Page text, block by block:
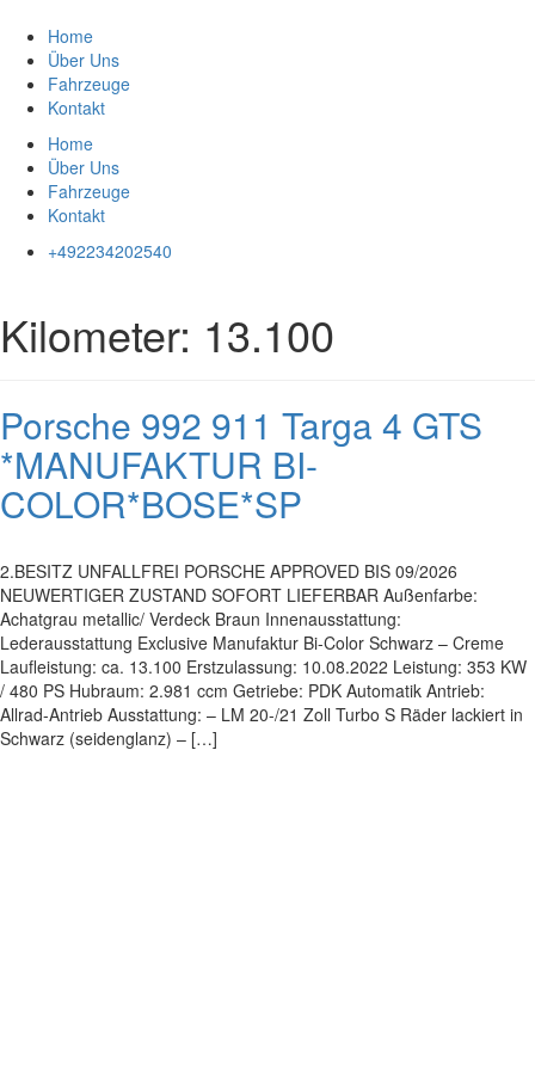
Inhalt
springen
Home
Über Uns
Fahrzeuge
Kontakt
Home
Über Uns
Fahrzeuge
Kontakt
+492234202540
Kilometer: 13.100
Porsche 992 911 Targa 4 GTS
*MANUFAKTUR BI-
COLOR*BOSE*SP
2.BESITZ UNFALLFREI PORSCHE APPROVED BIS 09/2026
NEUWERTIGER ZUSTAND SOFORT LIEFERBAR Außenfarbe:
Achatgrau metallic/ Verdeck Braun Innenausstattung:
Lederausstattung Exclusive Manufaktur Bi-Color Schwarz – Creme
Laufleistung: ca. 13.100 Erstzulassung: 10.08.2022 Leistung: 353 KW
/ 480 PS Hubraum: 2.981 ccm Getriebe: PDK Automatik Antrieb:
Allrad-Antrieb Ausstattung: – LM 20-/21 Zoll Turbo S Räder lackiert in
Schwarz (seidenglanz) – […]